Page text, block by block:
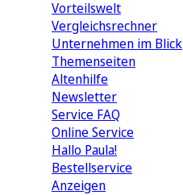
Vorteilswelt
Vergleichsrechner
Unternehmen im Blick
Themenseiten
Altenhilfe
Newsletter
Service FAQ
Online Service
Hallo Paula!
Bestellservice
Anzeigen